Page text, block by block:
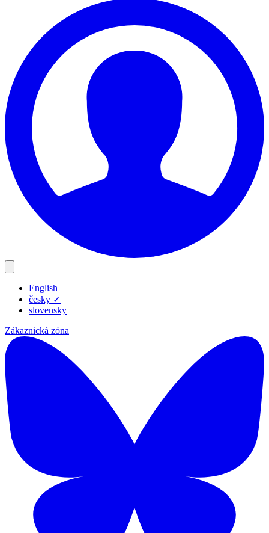
Produkty
Zdroje
Společnost
English
česky ✓
slovensky
Zákaznická zóna